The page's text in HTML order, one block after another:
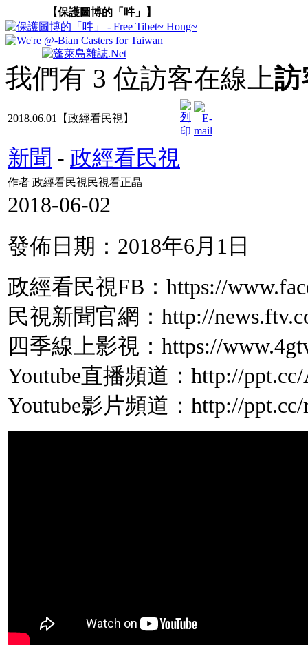
【保護圖博的「吽」】
我們有 3 位訪客在線上訪
2018.06.01【政經看民視】
新聞 - 政經看民視
作者 政經看民視民視看正晶
2018-06-02
發佈日期：2018年6月1日
政經看民視FB：https://
民視新聞官網：http://
四季線上影視：https://
Youtube直播頻道：http://
Youtube影片頻道：http://ppt.cc/